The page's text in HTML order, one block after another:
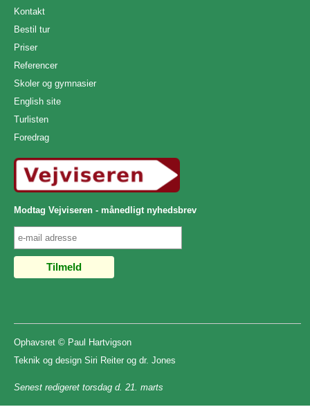
Kontakt
Bestil tur
Priser
Referencer
Skoler og gymnasier
English site
Turlisten
Foredrag
Modtag Vejviseren - månedligt nyhedsbrev
Ophavsret © Paul Hartvigson
Teknik og design Siri Reiter og dr. Jones
Senest redigeret torsdag d. 21. marts